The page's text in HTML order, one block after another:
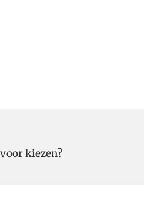
kiezen?